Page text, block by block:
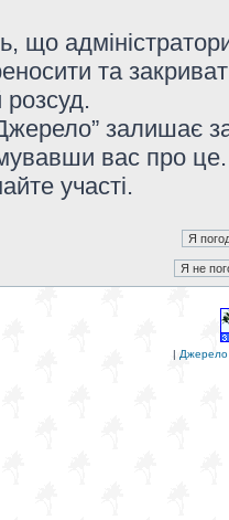
що
та
розсуд.
залишає
вас про
участі.
| Джерело